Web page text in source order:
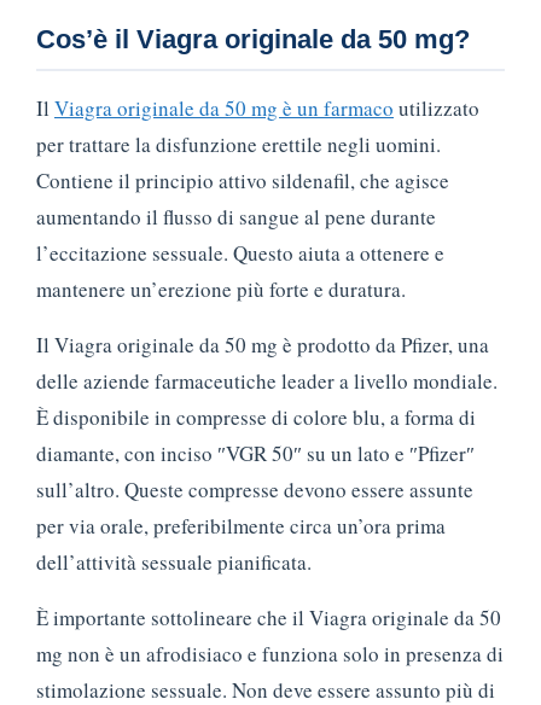
Cos’è il Viagra originale da 50 mg?
Il Viagra originale da 50 mg è un farmaco utilizzato
per trattare la disfunzione erettile negli uomini.
Contiene il principio attivo sildenafil, che agisce
aumentando il flusso di sangue al pene durante
l’eccitazione sessuale. Questo aiuta a ottenere e
mantenere un’erezione più forte e duratura.
Il Viagra originale da 50 mg è prodotto da Pfizer, una
delle aziende farmaceutiche leader a livello mondiale.
È disponibile in compresse di colore blu, a forma di
diamante, con inciso ″VGR 50″ su un lato e ″Pfizer″
sull’altro. Queste compresse devono essere assunte
per via orale, preferibilmente circa un’ora prima
dell’attività sessuale pianificata.
È importante sottolineare che il Viagra originale da 50
mg non è un afrodisiaco e funziona solo in presenza di
stimolazione sessuale. Non deve essere assunto più di